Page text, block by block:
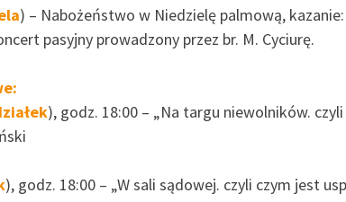
) – Nabożeństwo w Niedzielę palmową,
pasyjny prowadzony przez br. M. Cyciurę.
), godz. 18:00 – „Na targu niewolników.
), godz. 18:00 – „W sali sądowej. czyli czym jest